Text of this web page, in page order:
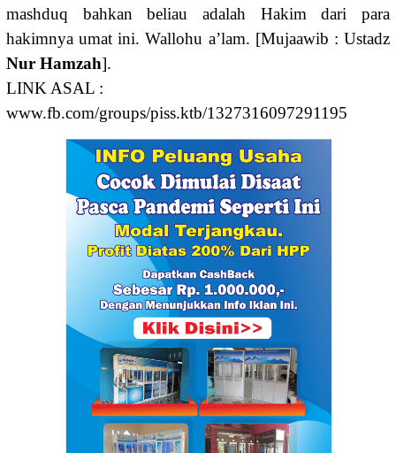
mashduq bahkan beliau adalah Hakim dari para
hakimnya umat ini. Wallohu a’lam. [Mujaawib : Ustadz
Nur Hamzah].
LINK ASAL :
www.fb.com/groups/piss.ktb/1327316097291195